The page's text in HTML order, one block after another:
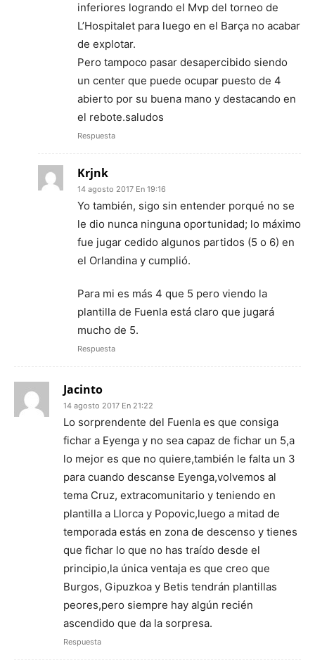
inferiores logrando el Mvp del torneo de
L’Hospitalet para luego en el Barça no acabar
de explotar.
Pero tampoco pasar desapercibido siendo
un center que puede ocupar puesto de 4
abierto por su buena mano y destacando en
el rebote.saludos
Respuesta
Krjnk
14 agosto 2017 En 19:16
Yo también, sigo sin entender porqué no se
le dio nunca ninguna oportunidad; lo máximo
fue jugar cedido algunos partidos (5 o 6) en
el Orlandina y cumplió.
Para mi es más 4 que 5 pero viendo la
plantilla de Fuenla está claro que jugará
mucho de 5.
Respuesta
Jacinto
14 agosto 2017 En 21:22
Lo sorprendente del Fuenla es que consiga
fichar a Eyenga y no sea capaz de fichar un 5,a
lo mejor es que no quiere,también le falta un 3
para cuando descanse Eyenga,volvemos al
tema Cruz, extracomunitario y teniendo en
plantilla a Llorca y Popovic,luego a mitad de
temporada estás en zona de descenso y tienes
que fichar lo que no has traído desde el
principio,la única ventaja es que creo que
Burgos, Gipuzkoa y Betis tendrán plantillas
peores,pero siempre hay algún recién
ascendido que da la sorpresa.
Respuesta